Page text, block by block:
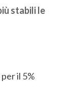
stabili le
il 5%